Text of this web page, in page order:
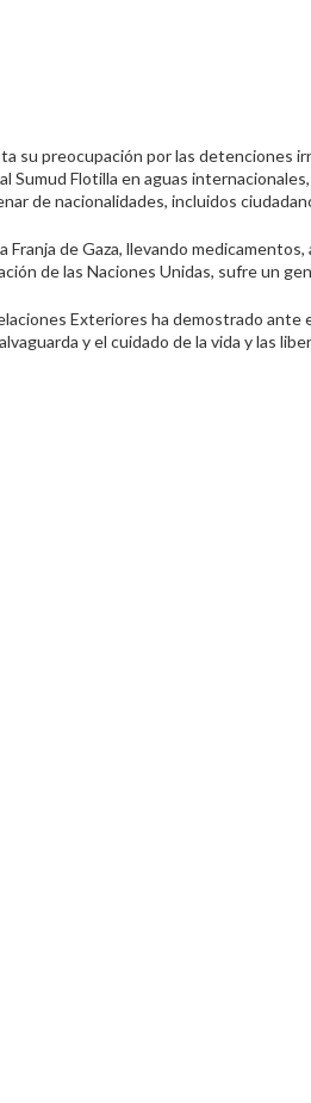
su preocupación por las detenciones
Flotilla en aguas
de nacionalidades, incluidos
de Gaza, llevando medicamentos,
de las Naciones Unidas, sufre un
Exteriores ha demostrado ante
y el cuidado de la vida y las